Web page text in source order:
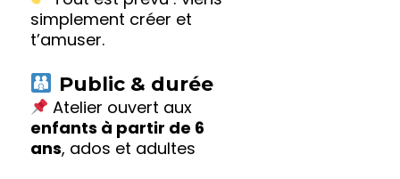
simplement créer et
t’amuser.
Public & durée
Atelier ouvert aux
enfants à partir de 6
ans, ados et adultes